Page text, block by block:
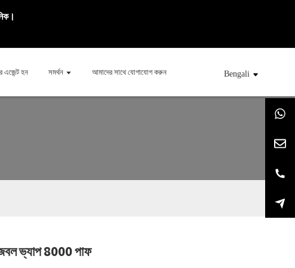
এজেন্ট হন সমর্থন আমাদের সাথে যোগাযোগ করুন Bengali
Loading...
Loading...
ভ্যাপ 8000 পাফ